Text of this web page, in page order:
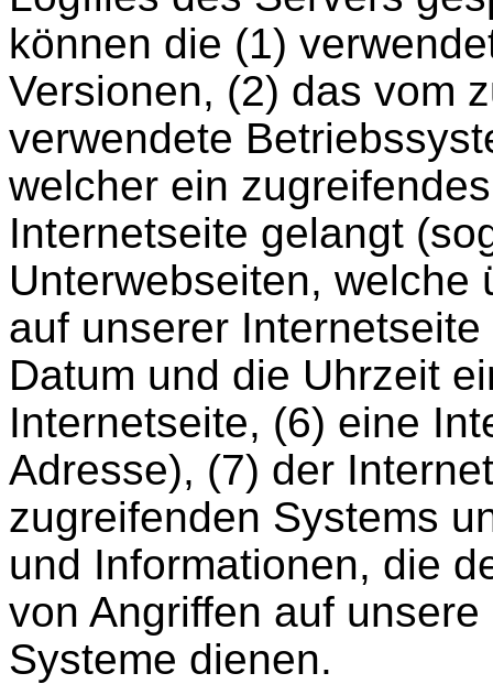
können die (1)
Versionen, (2) das vom
verwendete
welcher ein
Internetseite gelangt
Unterwebseiten, welche
auf unserer
Datum und die Uhrzeit
Internetseite, (6) eine
Adresse), (7) der
zugreifenden Systems
und Informationen, die
von Angriffen auf
Systeme dienen.